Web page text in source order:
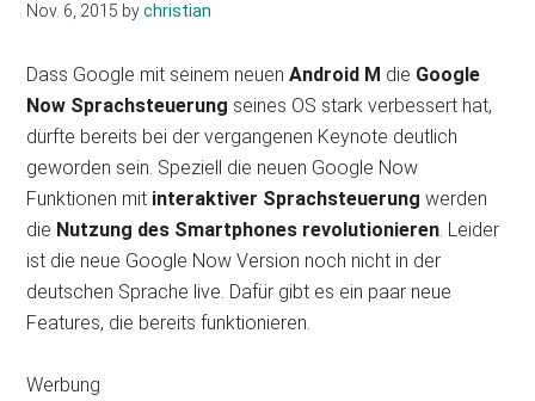
Nov. 6, 2015 bychristian
Dass Google mit seinem neuenAndroid M die Google
Now Sprachsteuerung seines OS stark verbessert hat,
dürfte bereits bei der vergangenen Keynote deutlich
geworden sein. Speziell die neuen Google Now
Funktionen mit interaktiver Sprachsteuerung werden
die Nutzung des Smartphones revolutionieren. Leider
ist die neue Google Now Version noch nicht in der
deutschen Sprache live. Dafür gibt es ein paar neue
Features, die bereits funktionieren.
Werbung